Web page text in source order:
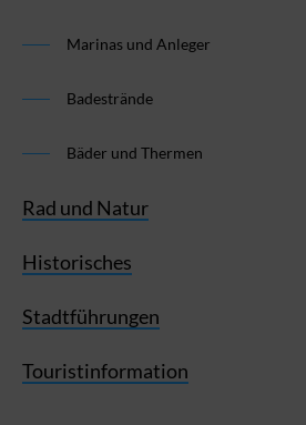
Marinas und Anleger
Badestrände
Bäder und Thermen
Rad und Natur
Historisches
Stadtführungen
Touristinformation